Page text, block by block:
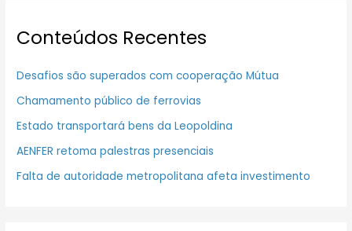
Conteúdos Recentes
Desafios são superados com cooperação Mútua
Chamamento público de ferrovias
Estado transportará bens da Leopoldina
AENFER retoma palestras presenciais
Falta de autoridade metropolitana afeta investimento